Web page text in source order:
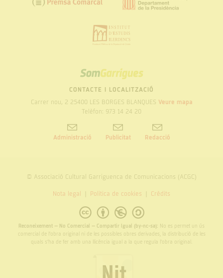
SOM
GARRIGUES
CONTACTE I LOCALITZACIÓ
Carrer nou, 2 25400 LES BORGES BLANQUES Veure mapa
Telèfon: 973 14 24 20
Administració Publicitat Redacció
© Associació Cultural Garriguenca de Comunicacions (ACGC)
Nota legal Politica de cookies Crèdits
Reconeixement – No Comercial – Compartir Igual (by-nc-sa): No es permet un ús
comercial de l’obra original ni de les possibles obres derivades, la distribució de les
quals s’ha de fer amb una llicència igual a la que regula l’obra original.